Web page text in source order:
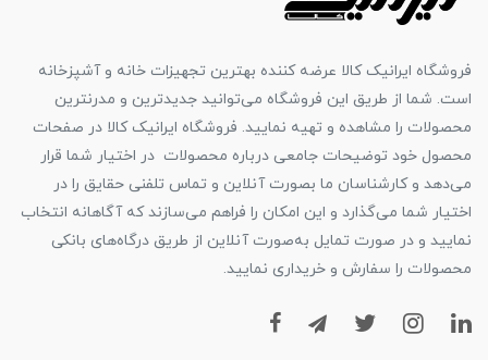
فروشگاه ایرانیک کالا عرضه کننده بهترین تجهیزات خانه و آشپزخانه
است. شما از طریق این فروشگاه می‌توانید جدیدترین و مدرنترین
محصولات را مشاهده و تهیه نمایید. فروشگاه ایرانیک کالا در صفحات
محصول خود توضیحات جامعی درباره محصولات در اختیار شما قرار
می‌دهد و کارشناسان ما بصورت آنلاین و تماس تلفنی حقایق را در
اختیار شما می‌گذارد و این امکان را فراهم می‌سازند که آگاهانه انتخاب
نمایید و در صورت تمایل به‌صورت آنلاین از طریق درگاه‌های بانکی
محصولات را سفارش و خریداری نمایید.